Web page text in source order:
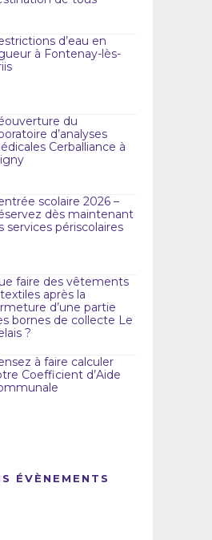
d’eau en
à Fontenay-lès-
du
d’analyses
Cerballiance à
scolaire 2026 –
dès maintenant
services périscolaires
faire des vêtements
après la
d’une partie
bornes de collecte Le
?
à faire calculer
Coefficient d’Aide
ÉVÈNEMENTS